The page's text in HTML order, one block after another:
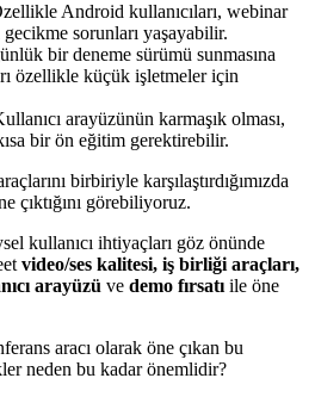
Android kullanıcıları, webinar
gecikme sorunları yaşayabilir.
bir deneme sürümü sunmasına
özellikle küçük işletmeler için
arayüzünün karmaşık olması,
bir ön eğitim gerektirebilir.
birbiriyle karşılaştırdığımızda
çıktığını görebiliyoruz.
kullanıcı ihtiyaçları göz önünde
video/ses kalitesi, iş birliği araçları,
arayüzü ve demo fırsatı ile öne
aracı olarak öne çıkan bu
neden bu kadar önemlidir?